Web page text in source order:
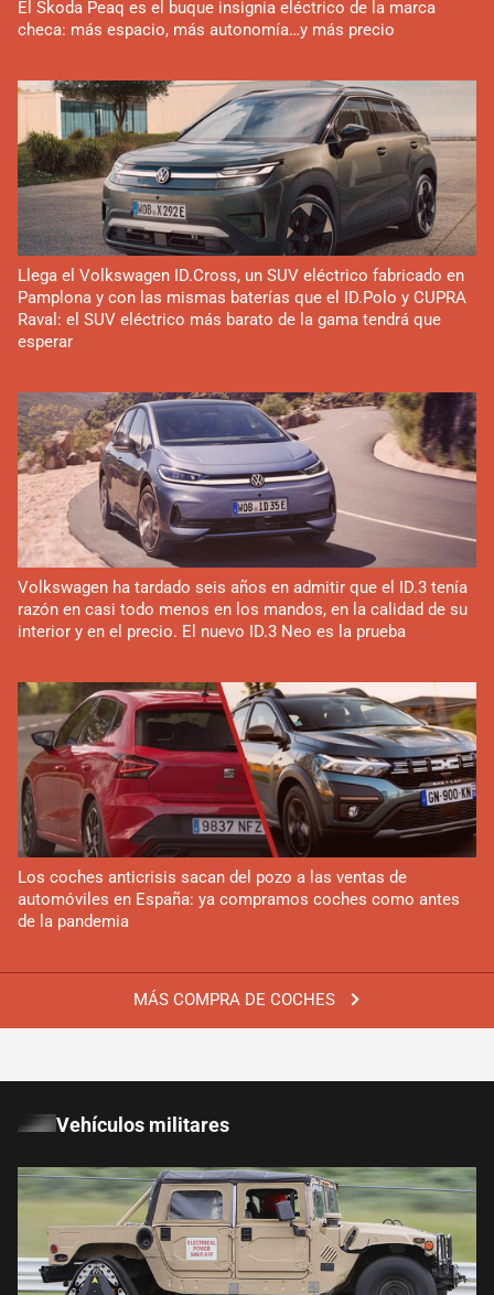
MÁS COMPRA DE COCHES
El Skoda Peaq es el buque insignia eléctrico de la marca
checa: más espacio, más autonomía…y más precio
Llega el Volkswagen ID.Cross, un SUV eléctrico fabricado en
Pamplona y con las mismas baterías que el ID.Polo y CUPRA
Raval: el SUV eléctrico más barato de la gama tendrá que
esperar
Volkswagen ha tardado seis años en admitir que el ID.3 tenía
razón en casi todo menos en los mandos, en la calidad de su
interior y en el precio. El nuevo ID.3 Neo es la prueba
Los coches anticrisis sacan del pozo a las ventas de
automóviles en España: ya compramos coches como antes
de la pandemia
Vehículos militares